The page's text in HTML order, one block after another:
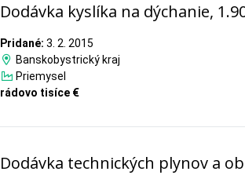
Dodávka kyslíka na dýchanie,
Pridané: 3. 2. 2015
Banskobystrický kraj
Priemysel
rádovo tisíce €
Dodávka technických plynov a